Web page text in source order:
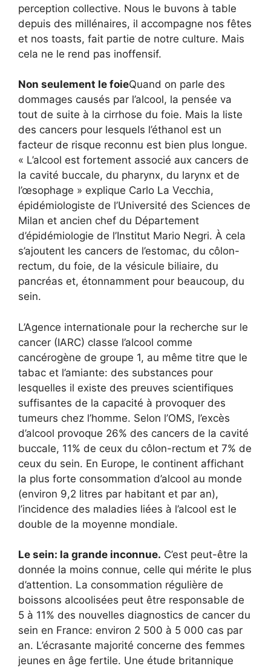
perception collective. Nous le buvons à table
depuis des millénaires, il accompagne nos fêtes
et nos toasts, fait partie de notre culture. Mais
cela ne le rend pas inoffensif.
Non seulement le foieQuand on parle des
dommages causés par l’alcool, la pensée va
tout de suite à la cirrhose du foie. Mais la liste
des cancers pour lesquels l’éthanol est un
facteur de risque reconnu est bien plus longue.
« L’alcool est fortement associé aux cancers de
la cavité buccale, du pharynx, du larynx et de
l’œsophage » explique Carlo La Vecchia,
épidémiologiste de l’Université des Sciences de
Milan et ancien chef du Département
d’épidémiologie de l’Institut Mario Negri. À cela
s’ajoutent les cancers de l’estomac, du côlon-
rectum, du foie, de la vésicule biliaire, du
pancréas et, étonnamment pour beaucoup, du
sein.
L’Agence internationale pour la recherche sur le
cancer (IARC) classe l’alcool comme
cancérogène de groupe 1, au même titre que le
tabac et l’amiante: des substances pour
lesquelles il existe des preuves scientifiques
suffisantes de la capacité à provoquer des
tumeurs chez l’homme. Selon l’OMS, l’excès
d’alcool provoque 26% des cancers de la cavité
buccale, 11% de ceux du côlon-rectum et 7% de
ceux du sein. En Europe, le continent affichant
la plus forte consommation d’alcool au monde
(environ 9,2 litres par habitant et par an),
l’incidence des maladies liées à l’alcool est le
double de la moyenne mondiale.
Le sein: la grande inconnue. C’est peut-être la
donnée la moins connue, celle qui mérite le plus
d’attention. La consommation régulière de
boissons alcoolisées peut être responsable de
5 à 11% des nouvelles diagnostics de cancer du
sein en France: environ 2 500 à 5 000 cas par
an. L’écrasante majorité concerne des femmes
jeunes en âge fertile. Une étude britannique